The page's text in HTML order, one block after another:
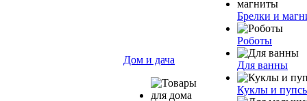
Дом и дача
Брелки и
Роботы
Для ванны
Куклы и